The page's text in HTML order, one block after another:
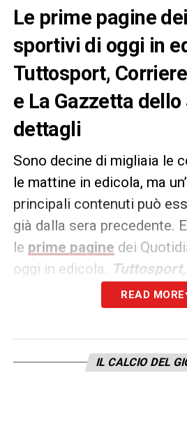
Le prime pagine
sportivi di oggi in
Tuttosport,
e La Gazzetta dello
dettagli
Sono decine di migliaia le
le mattine in edicola, ma
principali contenuti può
già dalla sera precedente.
le prime pagine dei
oggi in edicola.
Sport e La Gazzetta dello
rappresentano i
giorno tanto per gli addetti
per gli appassionati.
READ MORE
IL CALCIO DEL